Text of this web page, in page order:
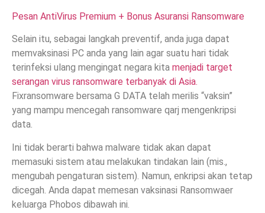
Pesan AntiVirus Premium + Bonus Asuransi Ransomware
Selain itu, sebagai langkah preventif, anda juga dapat
memvaksinasi PC anda yang lain agar suatu hari tidak
terinfeksi ulang mengingat negara kita menjadi target
serangan virus ransomware terbanyak di Asia.
Fixransomware bersama G DATA telah merilis “vaksin”
yang mampu mencegah ransomware qarj mengenkripsi
data.
Ini tidak berarti bahwa malware tidak akan dapat
memasuki sistem atau melakukan tindakan lain (mis.,
mengubah pengaturan sistem). Namun, enkripsi akan tetap
dicegah. Anda dapat memesan vaksinasi Ransomwaer
keluarga Phobos dibawah ini.